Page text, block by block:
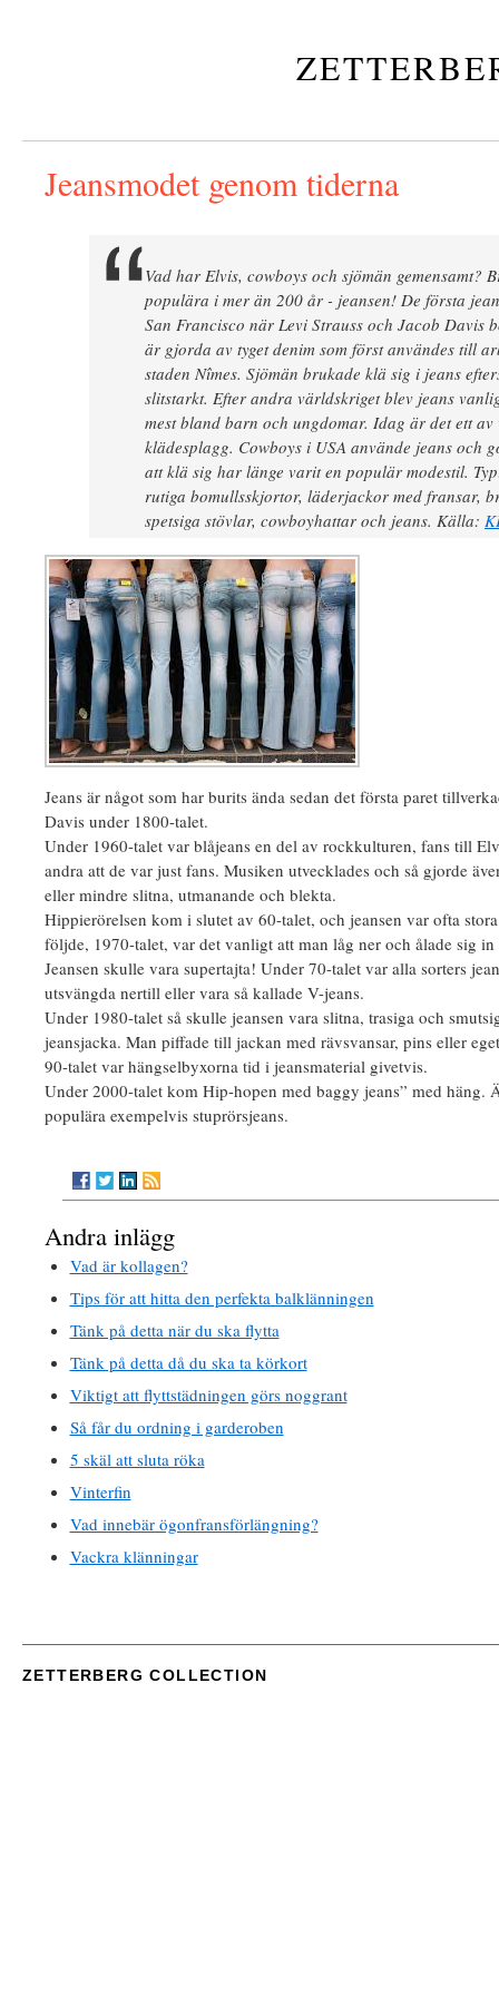
Jeansmodet genom tiderna
Vad har Elvis, cowboys och sjömän gemensamt?
populära i mer än 200 år - jeansen! De första
San Francisco när Levi Strauss och Jacob Davis
är gjorda av tyget denim som först användes till
staden Nîmes. Sjömän brukade klä sig i jeans
slitstarkt. Efter andra världskriget blev jeans
mest bland barn och ungdomar. Idag är det ett av
klädesplagg. Cowboys i USA använde jeans och
att klä sig har länge varit en populär modestil.
rutiga bomullsskjortor, läderjackor med fransar,
spetsiga stövlar, cowboyhattar och jeans. Källa:
Jeans är något som har burits ända sedan det första paret
Davis under 1800-talet.
Under 1960-talet var blåjeans en del av rockkulturen, fans till
andra att de var just fans. Musiken utvecklades och så gjorde
eller mindre slitna, utmanande och blekta.
Hippierörelsen kom i slutet av 60-talet, och jeansen var ofta
följde, 1970-talet, var det vanligt att man låg ner och ålade sig
Jeansen skulle vara supertajta! Under 70-talet var alla sorters
utsvängda nertill eller vara så kallade V-jeans.
Under 1980-talet så skulle jeansen vara slitna, trasiga och
jeansjacka. Man piffade till jackan med rävsvansar, pins eller
90-talet var hängselbyxorna tid i jeansmaterial givetvis.
Under 2000-talet kom Hip-hopen med baggy jeans” med häng.
populära exempelvis stuprörsjeans.
Andra inlägg
Vad är kollagen?
Tips för att hitta den perfekta balklänningen
Tänk på detta när du ska flytta
Tänk på detta då du ska ta körkort
Viktigt att flyttstädningen görs noggrant
Så får du ordning i garderoben
5 skäl att sluta röka
Vinterfin
Vad innebär ögonfransförlängning?
Vackra klänningar
ZETTERBERG COLLECTION